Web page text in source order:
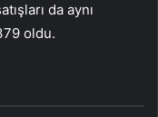
da aynı
oldu.